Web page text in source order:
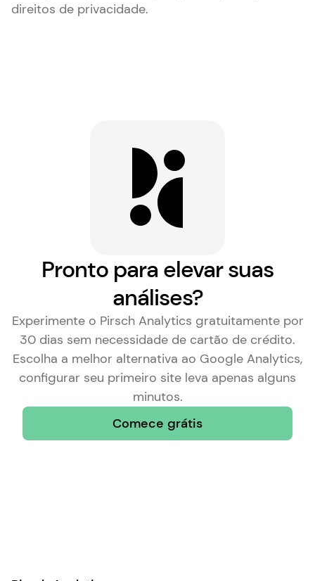
direitos de privacidade.
Pronto para elevar suas
análises?
Experimente o Pirsch Analytics gratuitamente por
30 dias sem necessidade de cartão de crédito.
Escolha a melhor alternativa ao Google Analytics,
configurar seu primeiro site leva apenas alguns
minutos.
Comece grátis